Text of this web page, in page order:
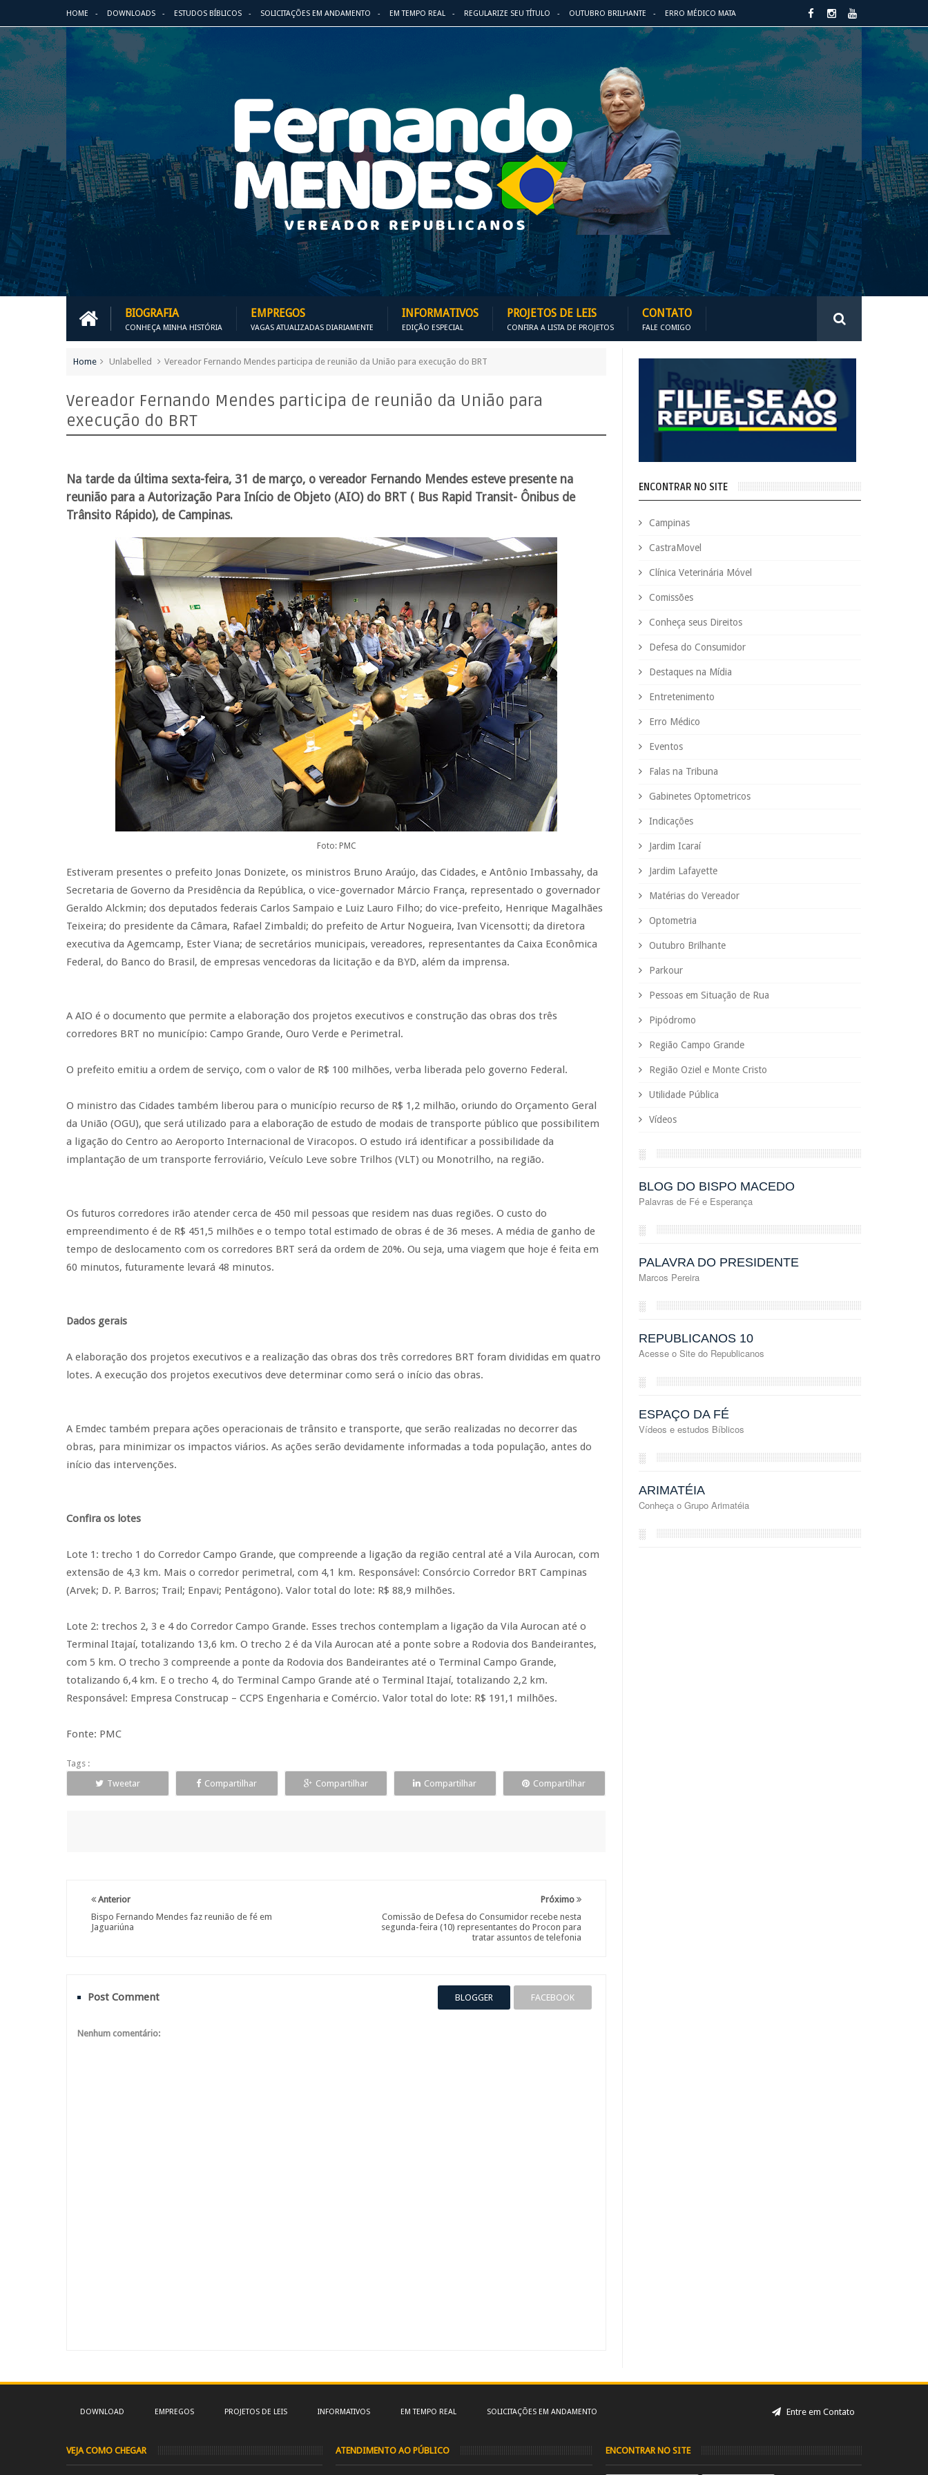
HOME DOWNLOADS ESTUDOS BÍBLICOS SOLICITAÇÕES EM ANDAMENTO EM TEMPO REAL REGULARIZE SEU TÍTULO OUTUBRO BRILHANTE ERRO MÉDICO MATA
BIOGRAFIA
CONHEÇA MINHA HISTÓRIA
EMPREGOS
VAGAS ATUALIZADAS DIARIAMENTE
INFORMATIVOS
EDIÇÃO ESPECIAL
PROJETOS DE LEIS
CONFIRA A LISTA DE PROJETOS
CONTATO
FALE COMIGO
Home Unlabelled Vereador Fernando Mendes participa de reunião da União para execução do BRT
Vereador Fernando Mendes participa de reunião da União para
execução do BRT
Na tarde da última sexta-feira, 31 de março, o vereador Fernando Mendes esteve presente na
reunião para a Autorização Para Início de Objeto (AIO) do BRT ( Bus Rapid Transit- Ônibus de
Trânsito Rápido), de Campinas.
Foto: PMC
Estiveram presentes o prefeito Jonas Donizete, os ministros Bruno Araújo, das Cidades, e Antônio Imbassahy, da
Secretaria de Governo da Presidência da República, o vice-governador Márcio França, representado o governador
Geraldo Alckmin; dos deputados federais Carlos Sampaio e Luiz Lauro Filho; do vice-prefeito, Henrique Magalhães
Teixeira; do presidente da Câmara, Rafael Zimbaldi; do prefeito de Artur Nogueira, Ivan Vicensotti; da diretora
executiva da Agemcamp, Ester Viana; de secretários municipais, vereadores, representantes da Caixa Econômica
Federal, do Banco do Brasil, de empresas vencedoras da licitação e da BYD, além da imprensa.
A AIO é o documento que permite a elaboração dos projetos executivos e construção das obras dos três
corredores BRT no município: Campo Grande, Ouro Verde e Perimetral.
O prefeito emitiu a ordem de serviço, com o valor de R$ 100 milhões, verba liberada pelo governo Federal.
O ministro das Cidades também liberou para o município recurso de R$ 1,2 milhão, oriundo do Orçamento Geral
da União (OGU), que será utilizado para a elaboração de estudo de modais de transporte público que possibilitem
a ligação do Centro ao Aeroporto Internacional de Viracopos. O estudo irá identificar a possibilidade da
implantação de um transporte ferroviário, Veículo Leve sobre Trilhos (VLT) ou Monotrilho, na região.
Os futuros corredores irão atender cerca de 450 mil pessoas que residem nas duas regiões. O custo do
empreendimento é de R$ 451,5 milhões e o tempo total estimado de obras é de 36 meses. A média de ganho de
tempo de deslocamento com os corredores BRT será da ordem de 20%. Ou seja, uma viagem que hoje é feita em
60 minutos, futuramente levará 48 minutos.
Dados gerais
A elaboração dos projetos executivos e a realização das obras dos três corredores BRT foram divididas em quatro
lotes. A execução dos projetos executivos deve determinar como será o início das obras.
A Emdec também prepara ações operacionais de trânsito e transporte, que serão realizadas no decorrer das
obras, para minimizar os impactos viários. As ações serão devidamente informadas a toda população, antes do
início das intervenções.
Confira os lotes
Lote 1: trecho 1 do Corredor Campo Grande, que compreende a ligação da região central até a Vila Aurocan, com
extensão de 4,3 km. Mais o corredor perimetral, com 4,1 km. Responsável: Consórcio Corredor BRT Campinas
(Arvek; D. P. Barros; Trail; Enpavi; Pentágono). Valor total do lote: R$ 88,9 milhões.
Lote 2: trechos 2, 3 e 4 do Corredor Campo Grande. Esses trechos contemplam a ligação da Vila Aurocan até o
Terminal Itajaí, totalizando 13,6 km. O trecho 2 é da Vila Aurocan até a ponte sobre a Rodovia dos Bandeirantes,
com 5 km. O trecho 3 compreende a ponte da Rodovia dos Bandeirantes até o Terminal Campo Grande,
totalizando 6,4 km. E o trecho 4, do Terminal Campo Grande até o Terminal Itajaí, totalizando 2,2 km.
Responsável: Empresa Construcap – CCPS Engenharia e Comércio. Valor total do lote: R$ 191,1 milhões.
Fonte: PMC
Tags :
Tweetar
Compartilhar Compartilhar Compartilhar Compartilhar
Próximo
Comissão de Defesa do Consumidor recebe nesta
segunda-feira (10) representantes do Procon para
tratar assuntos de telefonia
Anterior
Bispo Fernando Mendes faz reunião de fé em
Jaguariúna
Post Comment BLOGGER FACEBOOK
Nenhum comentário:
ENCONTRAR NO SITE
Campinas
CastraMovel
Clínica Veterinária Móvel
Comissões
Conheça seus Direitos
Defesa do Consumidor
Destaques na Mídia
Entretenimento
Erro Médico
Eventos
Falas na Tribuna
Gabinetes Optometricos
Indicações
Jardim Icaraí
Jardim Lafayette
Matérias do Vereador
Optometria
Outubro Brilhante
Parkour
Pessoas em Situação de Rua
Pipódromo
Região Campo Grande
Região Oziel e Monte Cristo
Utilidade Pública
Vídeos
░
BLOG DO BISPO MACEDO
Palavras de Fé e Esperança
░
PALAVRA DO PRESIDENTE
Marcos Pereira
░
REPUBLICANOS 10
Acesse o Site do Republicanos
░
ESPAÇO DA FÉ
Vídeos e estudos Bíblicos
░
ARIMATÉIA
Conheça o Grupo Arimatéia
░
DOWNLOAD EMPREGOS PROJETOS DE LEIS INFORMATIVOS EM TEMPO REAL SOLICITAÇÕES EM ANDAMENTO Entre em Contato
VEJA COMO CHEGAR ATENDIMENTO AO PÚBLICO ENCONTRAR NO SITE